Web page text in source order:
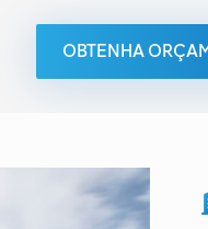
OBTENHA